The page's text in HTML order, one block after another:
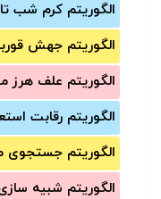
الگوریتم کرم شب
الگوریتم جهش
الگوریتم علف هرز
الگوریتم رقابت
الگوریتم جستجوی
الگوریتم شبیه